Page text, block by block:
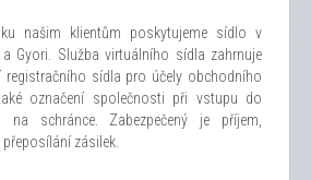
našim klientům poskytujeme sídlo v
a Gyori. Služba virtuálního sídla zahrnuje
registračního sídla pro účely obchodního
označení společnosti při vstupu do
na schránce. Zabezpečený je příjem,
zásilek.